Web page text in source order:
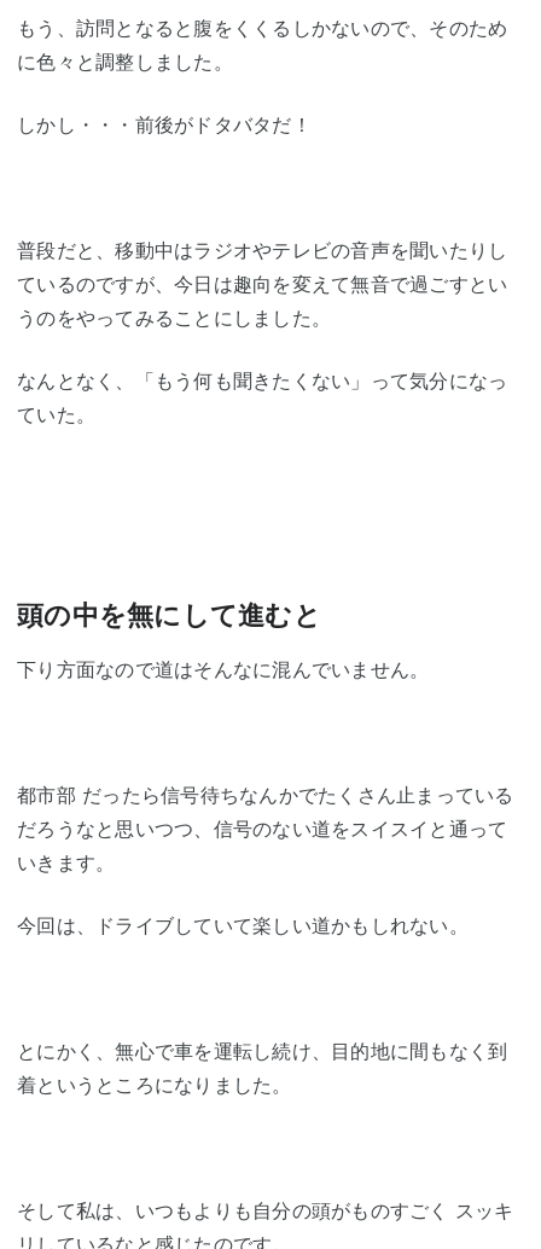
もう、訪問となると腹をくくるしかないので、そのため
に色々と調整しました。
しかし・・・前後がドタバタだ！
普段だと、移動中はラジオやテレビの音声を聞いたりし
ているのですが、今日は趣向を変えて無音で過ごすとい
うのをやってみることにしました。
なんとなく、「もう何も聞きたくない」って気分になっ
ていた。
頭の中を無にして進むと
下り方面なので道はそんなに混んでいません。
都市部 だったら信号待ちなんかでたくさん止まっている
だろうなと思いつつ、信号のない道をスイスイと通って
いきます。
今回は、ドライブしていて楽しい道かもしれない。
とにかく、無心で車を運転し続け、目的地に間もなく到
着というところになりました。
そして私は、いつもよりも自分の頭がものすごく スッキ